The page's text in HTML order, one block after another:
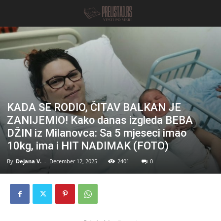
KADA SE RODIO, ČITAV BALKAN JE
ZANIJEMIO! Kako danas izgleda BEBA
DŽIN iz Milanovca: Sa 5 mjeseci imao
10kg, ima i HIT NADIMAK (FOTO)
By Dejana V. - December 12, 2025 2401 0